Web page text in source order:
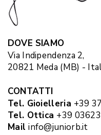
DOVE SIAMO
Via Indipendenza 2,
20821 Meda (MB) -
CONTATTI
Tel. Gioielleria +39
Tel. Ottica +39
Mail info@juniorb.it